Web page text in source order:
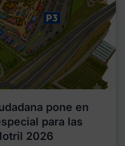
pone en
para las
2026